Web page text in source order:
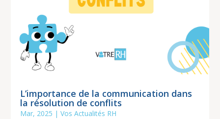
L’importance de la communication dans
la résolution de conflits
Mar, 2025 |Vos Actualités RH